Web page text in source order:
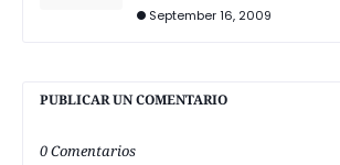
September 16, 2009
PUBLICAR UN COMENTARIO
0 Comentarios